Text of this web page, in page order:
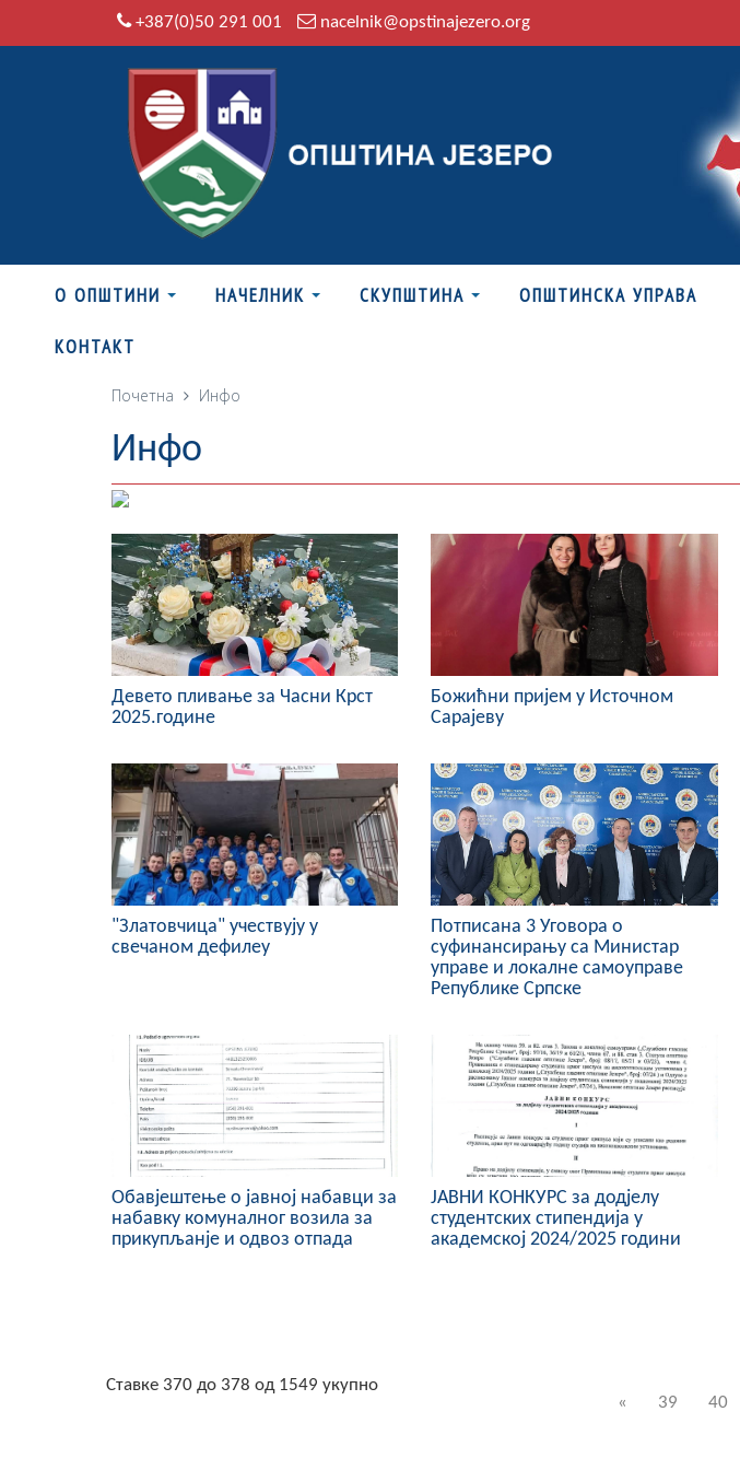
+387(0)50 291 001 nacelnik@opstinajezero.org
О ОПШТИНИ НАЧЕЛНИК СКУПШТИНА ОПШТИНСКА УПРАВА
КОНТАКТ
Почетна Инфо
Инфо
Девето пливање за Часни Крст
2025.године
Божићни пријем у Источном
Сарајеву
"Златовчица" учествују у
свечаном дефилеу
Потписана 3 Уговора о
суфинансирању са Министар
управе и локалне самоуправе
Републике Српске
Обавјештење о јавној набавци за
набавку комуналног возила за
прикупљанје и одвоз отпада
ЈАВНИ КОНКУРС за додјелу
студентских стипендија у
академској 2024/2025 години
« 39 40
Ставке 370 до 378 од 1549 укупно